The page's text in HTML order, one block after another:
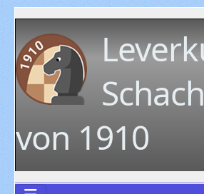
von 1910